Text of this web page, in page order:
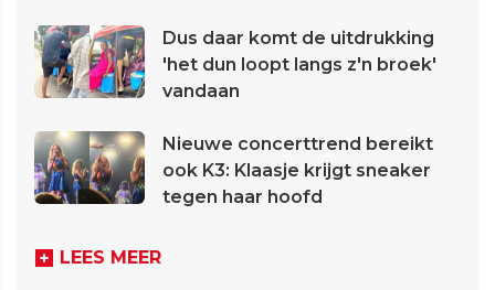
Dus daar komt de uitdrukking
'het dun loopt langs z'n broek'
vandaan
Nieuwe concerttrend bereikt
ook K3: Klaasje krijgt sneaker
tegen haar hoofd
LEES MEER